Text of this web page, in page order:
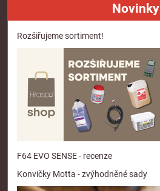
Novinky
Rozšiřujeme sortiment!
F64 EVO SENSE - recenze
Konvičky Motta - zvýhodněné sady